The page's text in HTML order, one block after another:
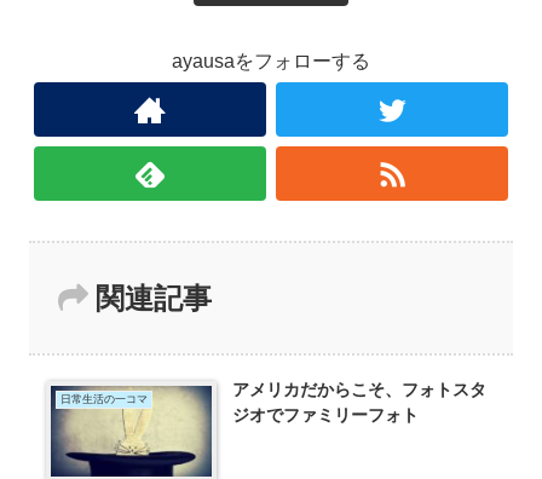
ayausaをフォローする
関連記事
日常生活の一コマ
アメリカだからこそ、フォトスタ
ジオでファミリーフォト